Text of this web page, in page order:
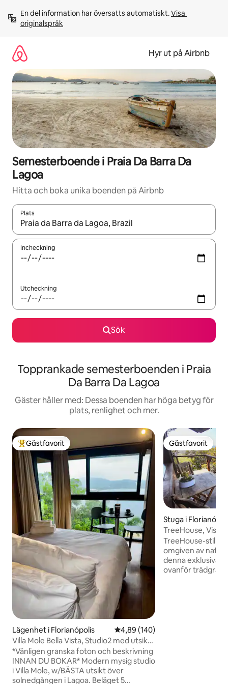
innehåll
En del information har översatts automatiskt. Visa
originalspråk
Hyr ut på Airbnb
Semesterboende i Praia Da Barra Da
Lagoa
Hitta och boka unika boenden på Airbnb
Plats
När resultaten är tillgängliga kan du navigera med upp- och
Incheckning
Utcheckning
Sök
Topprankade semesterboenden i Praia
Da Barra Da Lagoa
Gäster håller med: Dessa boenden har höga betyg för
plats, renlighet och mer.
Populär gästfavorit
Gästfavorit
Lägenhet i Florianópolis 4,89 av 5 i genomsnittligt
4,89 (140)
Villa Mole Bella Vista, Studio2 med utsikt /
Jacuzzi / BBQ
*Vänligen granska foton och beskrivning
INNAN DU BOKAR* Modern mysig studio
i Villa Mole, w/BÄSTA utsikt över
solnedgången i Lagoa. Beläget 5
Gästfavorit
Gästfavorit
Stuga i
TreeHouse, Vista
av natur!
TreeHouse-stil
omgiven av
denna exklusiva
ovanför